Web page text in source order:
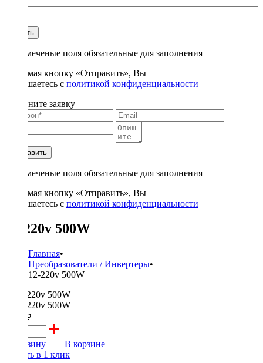
Купить
* - отмеченые поля обязательные для заполнения
Нажимая кнопку «Отправить», Вы
соглашаетесь с политикой конфиденциальности
Заполните заявку
Отправить
* - отмеченые поля обязательные для заполнения
Нажимая кнопку «Отправить», Вы
соглашаетесь с политикой конфиденциальности
12-220v 500W
Главная•
Преобразователи / Инвертеры•
12-220v 500W
2000 ₽
В корзину
В корзине
Купить в 1 клик